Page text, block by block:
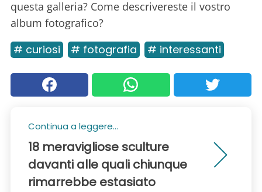
questa galleria? Come descrivereste il vostro
album fotografico?
# curiosi # fotografia # interessanti
Continua a leggere...
18 meravigliose sculture
davanti alle quali chiunque
rimarrebbe estasiato